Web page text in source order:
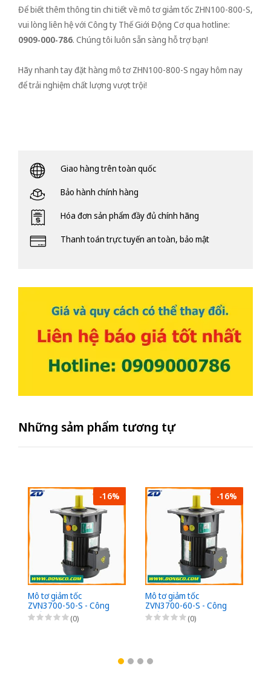
Để biết thêm thông tin chi tiết về mô tơ giảm tốc ZHN100-800-S,
vui lòng liên hệ với Công ty Thế Giới Động Cơ qua hotline:
0909-000-786. Chúng tôi luôn sẵn sàng hỗ trợ bạn!
Hãy nhanh tay đặt hàng mô tơ ZHN100-800-S ngay hôm nay
để trải nghiệm chất lượng vượt trội!
Giao hàng trên toàn quốc
Bảo hành chính hàng
Hóa đơn sản phẩm đầy đủ chính hãng
Thanh toán trực tuyến an toàn, bảo mật
Những sảm phẩm tương tự
-16%
Mô tơ giảm tốc
ZVN3700-50-S - Công
suất 3700W (5HP) - 1/50
- Chân đế - 3Pha
(0)
-16%
Mô tơ giảm tốc
ZVN3700-60-S - Công
suất 3700W (5HP) - 1/60
- Chân đế - 3Pha
(0)